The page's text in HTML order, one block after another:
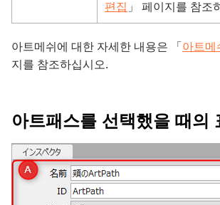
편집 」 페이지를 참조
아트메쉬에 대한 자세한 내용은 「 아트메
지를 참조하십시오.
아트패스를 선택했을 때의